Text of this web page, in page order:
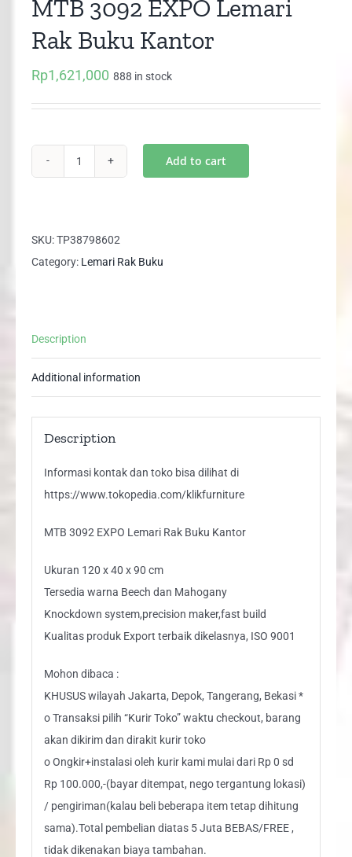
MTB 3092 EXPO Lemari
Rak Buku Kantor
Rp1,621,000 888 in stock
Lemari
Rak
Add to cart
SKU:TP38798602
Category: Lemari Rak Buku
Description
Additional information
Description
Informasi kontak dan toko bisa dilihat di
https://www.tokopedia.com/klikfurniture
MTB 3092 EXPO Lemari Rak Buku Kantor
Ukuran 120 x 40 x 90 cm
Tersedia warna Beech dan Mahogany
Knockdown system,precision maker,fast build
Kualitas produk Export terbaik dikelasnya, ISO 9001
Mohon dibaca :
KHUSUS wilayah Jakarta, Depok, Tangerang, Bekasi *
o Transaksi pilih “Kurir Toko” waktu checkout, barang
akan dikirim dan dirakit kurir toko
o Ongkir+instalasi oleh kurir kami mulai dari Rp 0 sd
Rp 100.000,-(bayar ditempat, nego tergantung lokasi)
/ pengiriman(kalau beli beberapa item tetap dihitung
sama).Total pembelian diatas 5 Juta BEBAS/FREE ,
tidak dikenakan biaya tambahan.